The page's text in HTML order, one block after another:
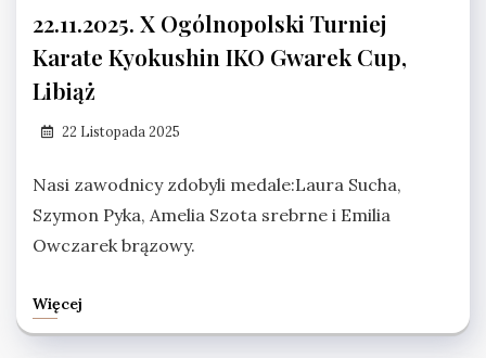
22.11.2025. X Ogólnopolski Turniej
Karate Kyokushin IKO Gwarek Cup,
Libiąż
22 Listopada 2025
Nasi zawodnicy zdobyli medale:Laura Sucha,
Szymon Pyka, Amelia Szota srebrne i Emilia
Owczarek brązowy.
Więcej